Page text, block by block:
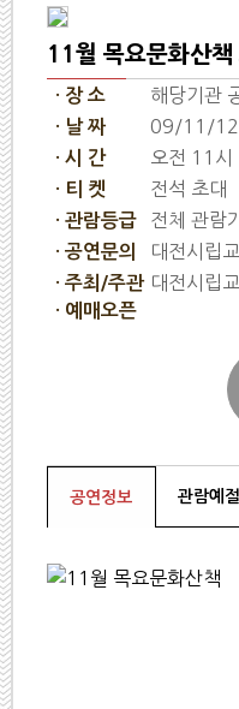
11월 목요문화산책
· 장 소 해당기관
· 날 짜 09/11/12
· 시 간 오전 11시
· 티 켓 전석 초대
· 관람등급 전체 관람
· 공연문의 대전시립
· 주최/주관 대전시립
· 예매오픈
공연정보 관람예절